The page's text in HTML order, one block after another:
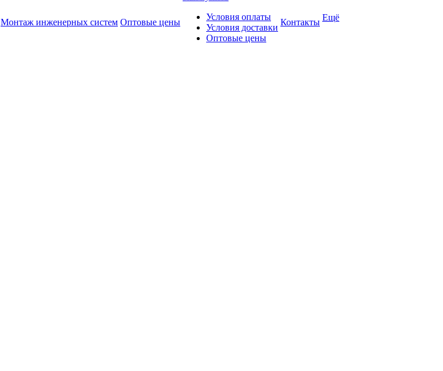
Монтаж инженерных систем Оптовые цены
Условия оплаты
Условия доставки
Оптовые цены
Контакты Ещё